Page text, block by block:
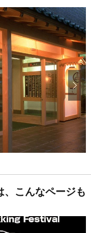
、こんなページも